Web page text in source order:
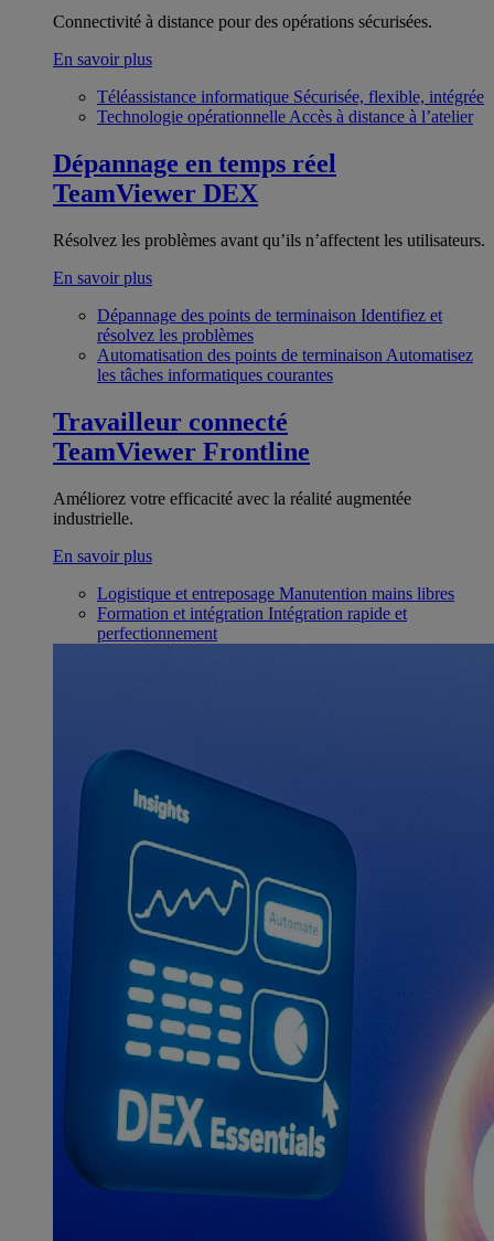
Connectivité à distance pour des opérations sécurisées.
En savoir plus
Téléassistance informatique Sécurisée, flexible, intégrée
Technologie opérationnelle Accès à distance à l’atelier
Dépannage en temps réel
TeamViewer DEX
Résolvez les problèmes avant qu’ils n’affectent les utilisateurs.
En savoir plus
Dépannage des points de terminaison Identifiez et
résolvez les problèmes
Automatisation des points de terminaison Automatisez
les tâches informatiques courantes
Travailleur connecté
TeamViewer Frontline
Améliorez votre efficacité avec la réalité augmentée
industrielle.
En savoir plus
Logistique et entreposage Manutention mains libres
Formation et intégration Intégration rapide et
perfectionnement